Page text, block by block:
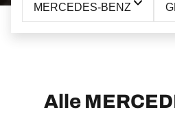
MERCEDES-BENZ
Alle